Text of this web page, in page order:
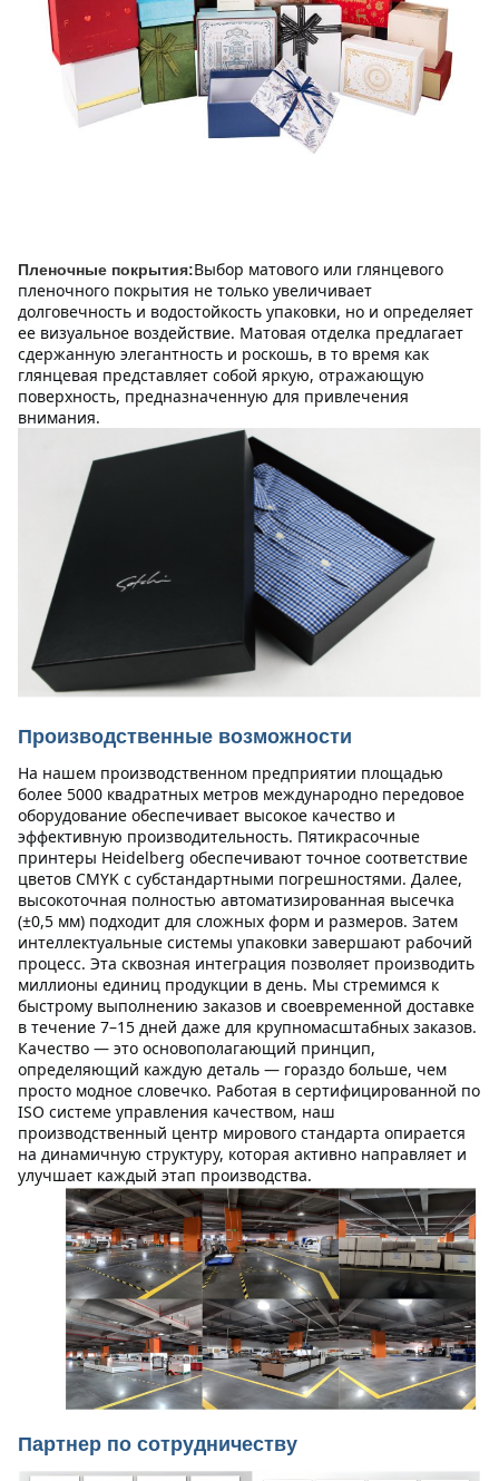
Пленочные покрытия:Выбор матового или глянцевого
пленочного покрытия не только увеличивает
долговечность и водостойкость упаковки, но и определяет
ее визуальное воздействие. Матовая отделка предлагает
сдержанную элегантность и роскошь, в то время как
глянцевая представляет собой яркую, отражающую
поверхность, предназначенную для привлечения
внимания.
Производственные возможности
На нашем производственном предприятии площадью
более 5000 квадратных метров международно передовое
оборудование обеспечивает высокое качество и
эффективную производительность. Пятикрасочные
принтеры Heidelberg обеспечивают точное соответствие
цветов CMYK с субстандартными погрешностями. Далее,
высокоточная полностью автоматизированная высечка
(±0,5 мм) подходит для сложных форм и размеров. Затем
интеллектуальные системы упаковки завершают рабочий
процесс. Эта сквозная интеграция позволяет производить
миллионы единиц продукции в день. Мы стремимся к
быстрому выполнению заказов и своевременной доставке
в течение 7–15 дней даже для крупномасштабных заказов.
Качество — это основополагающий принцип,
определяющий каждую деталь — гораздо больше, чем
просто модное словечко. Работая в сертифицированной по
ISO системе управления качеством, наш
производственный центр мирового стандарта опирается
на динамичную структуру, которая активно направляет и
улучшает каждый этап производства.
Партнер по сотрудничеству